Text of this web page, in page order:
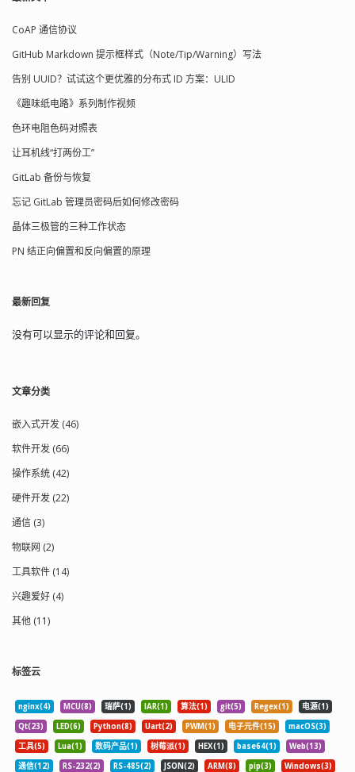
CoAP 通信协议
GitHub Markdown 提示框样式（Note/Tip/Warning）写法
告别 UUID？试试这个更优雅的分布式 ID 方案：ULID
《趣味纸电路》系列制作视频
色环电阻色码对照表
让耳机线“打两份工”
GitLab 备份与恢复
忘记 GitLab 管理员密码后如何修改密码
晶体三极管的三种工作状态
PN 结正向偏置和反向偏置的原理
最新回复
没有可以显示的评论和回复。
文章分类
嵌入式开发 (46)
软件开发 (66)
操作系统 (42)
硬件开发 (22)
通信 (3)
物联网 (2)
工具软件 (14)
兴趣爱好 (4)
其他 (11)
标签云
nginx(4) MCU(8) 瑞萨(1) IAR(1) 算法(1) git(5) Regex(1)
电源(1)
Qt(23)
LED(6) Python(8) Uart(2) PWM(1) 电子元件(15)
macOS(3)
工具(5)
Lua(1) 数码产品(1) 树莓派(1) HEX(1) base64(1)
Web(13)
通信(12)
RS-232(2) RS-485(2) JSON(2) ARM(8) pip(3)
Windows(3)